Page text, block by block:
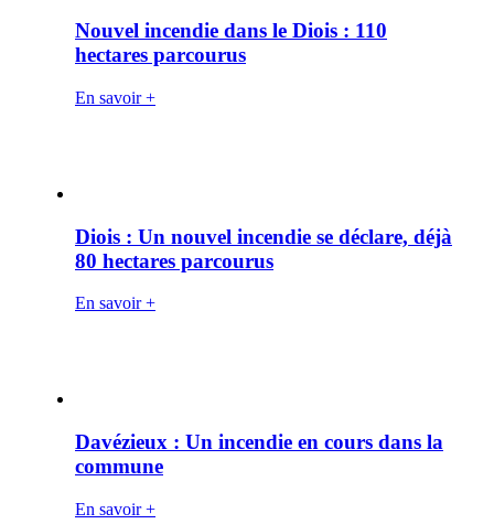
Nouvel incendie dans le Diois : 110
hectares parcourus
En savoir +
Diois : Un nouvel incendie se déclare, déjà
80 hectares parcourus
En savoir +
Davézieux : Un incendie en cours dans la
commune
En savoir +